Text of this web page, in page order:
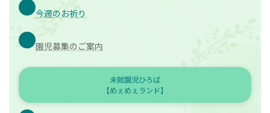
今週のお祈り
園児募集のご案内
未就園児ひろば
【めぇめぇランド】